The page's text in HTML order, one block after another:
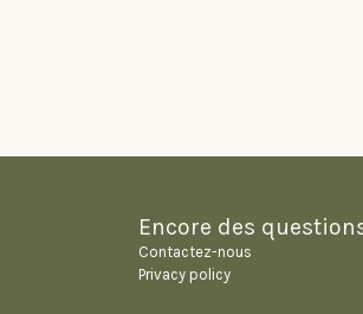
Encore des
Contactez-nous
Privacy policy